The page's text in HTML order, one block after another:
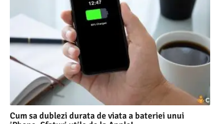
Cum sa dublezi durata de viata a bateriei unui